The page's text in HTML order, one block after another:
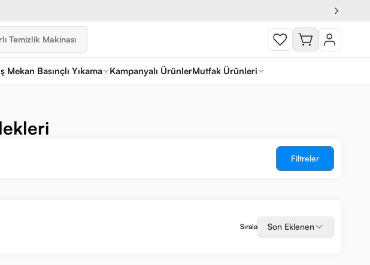
Mekan Basınçlı Yıkama Kampanyalı ÜrünlerMutfak Ürünleri
Filtreler
Sırala Son Eklenen